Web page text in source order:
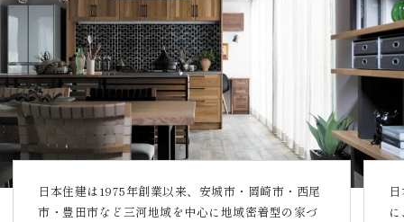
日本住建は1975年創業以来、安城市・岡崎市・西尾
市・豊田市など三河地域を中心に地域密着型の家づ